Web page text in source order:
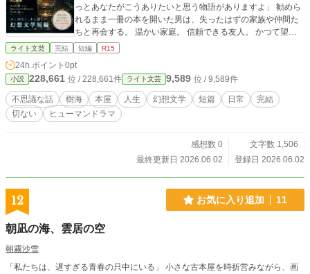
っとあなたがこうありたいと思う物語がありますよ」 勧めら
れるまま一冊の本を開いた男は、失ったはずの家族や仲間た
ちと再会する。 温かい家庭。 信頼できる友人。 かつて望ん
でいた人生。 しかし、その世界にはどこか不思議な違和感が
ライト文芸 完結 短編 R15
24h.ポイント 0pt
小説 228,661 位 / 228,661件 ライト文芸 9,589 位 / 9,589件
不思議な話 樹海 本屋 人生 幻想文学 短篇 日常
完結
切ない
ヒューマンドラマ
感想数 0
文字数 1,506
最終更新日 2026.06.02
登録日 2026.06.02
12 お気に入り追加 11
朝凪の海、雲居の空
朝霧沙雪
「私たちは、遅すぎる青春の只中にいる」 小さな古本屋を時折営みながら、画